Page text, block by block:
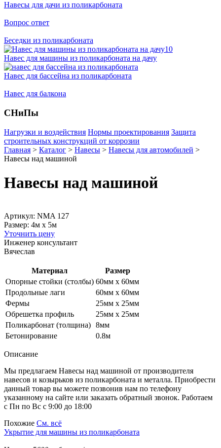
Навесы для дачи из поликарбоната
Вопрос ответ
Беседки из поликарбоната
Навес для машины из поликарбоната на дачу
Навес для бассейна из поликарбоната
Навес для балкона
СНиПы
Нагрузки и воздействия Нормы проектирования Защита
строительных конструкций от коррозии
Главная > Каталог > Навесы > Навесы для автомобилей >
Навесы над машиной
Навесы над машиной
Артикул: NMA 127
Размер: 4м x 5м
Уточнить цену
Инженер консультант
Вячеслав
Материал
Размер
Опорные стойки (столбы) 60мм х 60мм
Продольные лаги
60мм х 60мм
Фермы
25мм х 25мм
Обрешетка профиль
25мм х 25мм
Поликарбонат (толщина) 8мм
Бетонирование
0.8м
Описание
Мы предлагаем Навесы над машиной от производителя
навесов и козырьков из поликарбоната и металла. Приобрести
данный товар вы можете позвонив нам по телефону
указанному на сайте или заказать обратный звонок. Работаем
с Пн по Вс с 9:00 до 18:00
Похожие См. всё
Укрытие для машины из поликарбоната